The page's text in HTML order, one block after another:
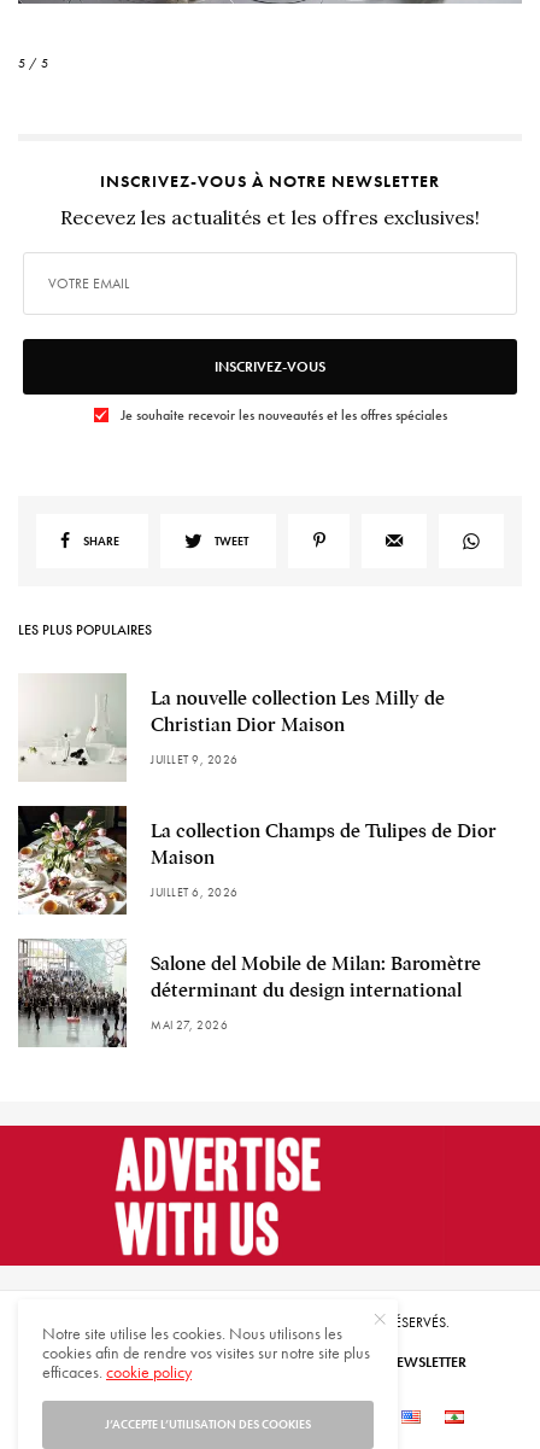
5 / 5
INSCRIVEZ-VOUS À NOTRE NEWSLETTER
Recevez les actualités et les offres exclusives!
INSCRIVEZ-VOUS
Je souhaite recevoir les nouveautés et les offres spéciales
SHARE TWEET
LES PLUS POPULAIRES
La nouvelle collection Les Milly de
Christian Dior Maison
JUILLET 9, 2026
La collection Champs de Tulipes de Dior
Maison
JUILLET 6, 2026
Salone del Mobile de Milan: Baromètre
déterminant du design international
MAI 27, 2026
© 2021 HARMONIES MAGAZINE. TOUS DROITS RÉSERVÉS.
ABONNEZ-VOUS INSCRIVEZ-VOUS À NOTRE NEWSLETTER
QUI SOMMES-NOUS CONTACTEZ-NOUS
Notre site utilise les cookies. Nous utilisons les
cookies afin de rendre vos visites sur notre site plus
efficaces.cookie policy
J’ACCEPTE L’UTILISATION DES COOKIES